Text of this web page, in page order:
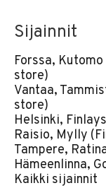
Sijainnit
Forssa,
store)
Vantaa,
store)
Helsinki,
Raisio, Mylly
Tampere,
Hämeenlinna,
Kaikki sijainnit